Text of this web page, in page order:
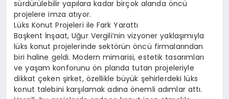
sürdürülebilir yapılara kadar birçok alanda öncü
projelere imza atıyor.
Lüks Konut Projeleri ile Fark Yarattı
Başkent İnşaat, Uğur Vergili’nin vizyoner yaklaşımıyla
lüks konut projelerinde sektörün öncü firmalarından
biri haline geldi. Modern mimarisi, estetik tasarımları
ve yaşam konforunu ön planda tutan projeleriyle
dikkat çeken şirket, özellikle büyük şehirlerdeki lüks
konut talebini karşılamak adına önemli adımlar attı.